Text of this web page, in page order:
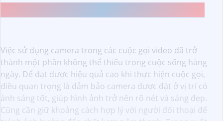
Việc sử dụng camera trong các cuộc gọi video đã trở
thành một phần không thể thiếu trong cuộc sống hàng
ngày. Để đạt được hiệu quả cao khi thực hiện cuộc gọi,
điều quan trọng là đảm bảo camera được đặt ở vị trí có
ánh sáng tốt, giúp hình ảnh trở nên rõ nét và sáng đẹp.
Cũng cần giữ khoảng cách hợp lý với người đối thoại để